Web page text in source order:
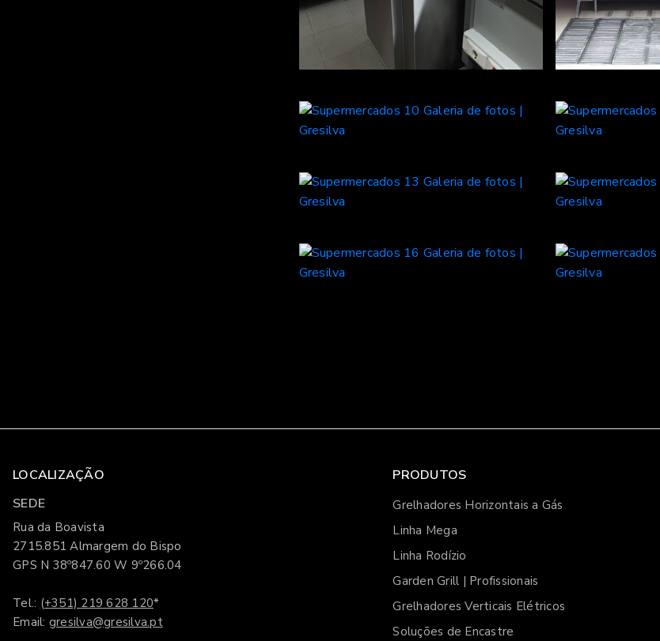
LOCALIZAÇÃO
SEDE
Rua da Boavista
2715.851 Almargem do Bispo
GPS N 38º847.60 W 9º266.04
Tel.: (+351) 219 628 120*
Email: gresilva@gresilva.pt
PRODUTOS
Grelhadores Horizontais a Gás
Linha Mega
Linha Rodízio
Garden Grill | Profissionais
Grelhadores Verticais Elétricos
Soluções de Encastre